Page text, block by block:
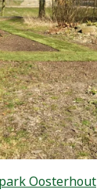
Oosterhout